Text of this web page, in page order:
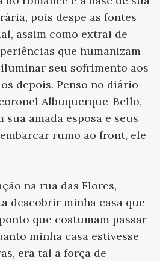
pois despe as fontes
assim como extrai de
que humanizam
seu sofrimento aos
depois. Penso no diário
Albuquerque-Bello,
sua amada esposa e seus
rumo ao front, ele
na rua das Flores,
descobrir minha casa que
que costumam passar
minha casa estivesse
era tal a força de